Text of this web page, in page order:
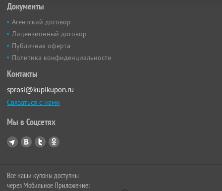
Документы
Агентский договор
Лицензионный договор
Публичная оферта
Политика конфиденциальности
Контакты
sprosi@kupikupon.ru
Связаться с нами
Мы в Соцсетях
Все наши купоны доступны
через Мобильное Приложение: